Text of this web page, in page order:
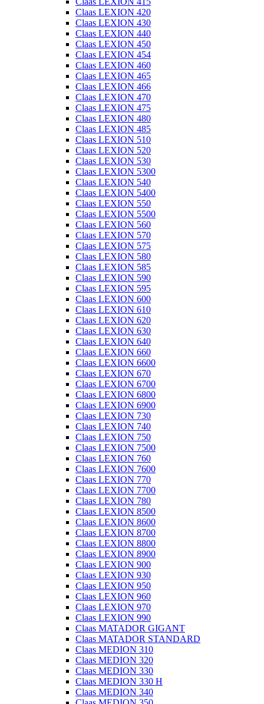
Claas LEXION 420
Claas LEXION 430
Claas LEXION 440
Claas LEXION 450
Claas LEXION 454
Claas LEXION 460
Claas LEXION 465
Claas LEXION 466
Claas LEXION 470
Claas LEXION 475
Claas LEXION 480
Claas LEXION 485
Claas LEXION 510
Claas LEXION 520
Claas LEXION 530
Claas LEXION 5300
Claas LEXION 540
Claas LEXION 5400
Claas LEXION 550
Claas LEXION 5500
Claas LEXION 560
Claas LEXION 570
Claas LEXION 575
Claas LEXION 580
Claas LEXION 585
Claas LEXION 590
Claas LEXION 595
Claas LEXION 600
Claas LEXION 610
Claas LEXION 620
Claas LEXION 630
Claas LEXION 640
Claas LEXION 660
Claas LEXION 6600
Claas LEXION 670
Claas LEXION 6700
Claas LEXION 6800
Claas LEXION 6900
Claas LEXION 730
Claas LEXION 740
Claas LEXION 750
Claas LEXION 7500
Claas LEXION 760
Claas LEXION 7600
Claas LEXION 770
Claas LEXION 7700
Claas LEXION 780
Claas LEXION 8500
Claas LEXION 8600
Claas LEXION 8700
Claas LEXION 8800
Claas LEXION 8900
Claas LEXION 900
Claas LEXION 930
Claas LEXION 950
Claas LEXION 960
Claas LEXION 970
Claas LEXION 990
Claas MATADOR GIGANT
Claas MATADOR STANDARD
Claas MEDION 310
Claas MEDION 320
Claas MEDION 330
Claas MEDION 330 H
Claas MEDION 340